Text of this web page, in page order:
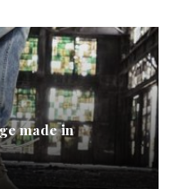
made in